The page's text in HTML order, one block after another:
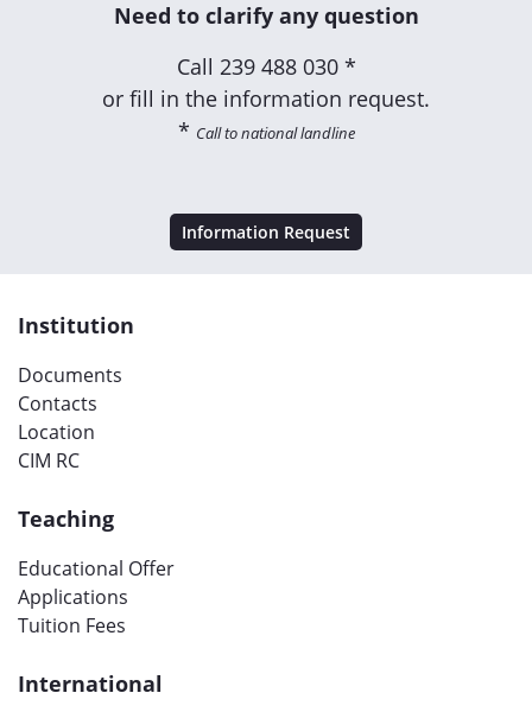
Need to clarify any question
Call 239 488 030 *
or fill in the information request.
* Call to national landline
Information Request
Institution
Documents
Contacts
Location
CIM RC
Teaching
Educational Offer
Applications
Tuition Fees
International